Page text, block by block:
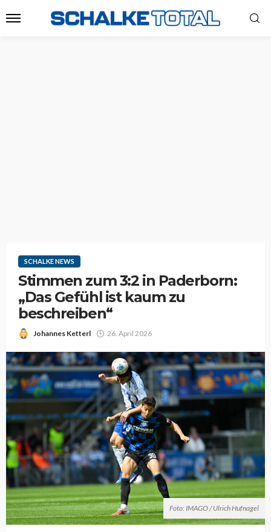
SCHALKE NEWS
Stimmen zum 3:2 in Paderborn:
„Das Gefühl ist kaum zu
beschreiben“
Johannes Ketterl 26. April 2026
Foto: IMAGO / Ulrich Hufnagel